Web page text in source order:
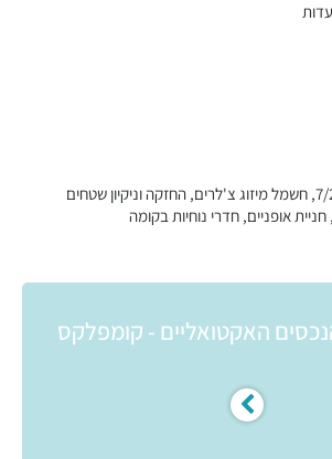
שומר בלובי, שמירה 7/24, חשמל מיזוג צ'לרים, החזקה וניקיון שטחים
חניית אופניים, חדרי נוחיות בקומה
האקטואליים - קומפלקס